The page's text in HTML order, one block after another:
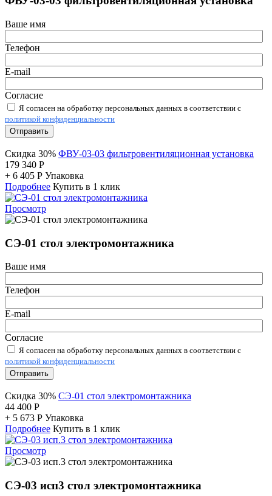
Ваше имя
Телефон
E-mail
Согласие
Я согласен на обработку персональных данных в соответствии с
политикой конфиденциальности
Отправить
Скидка 30% ФВУ-03-03 фильтровентиляционная установка
179 340 Р
+ 6 405 Р Упаковка
Подробнее Купить в 1 клик
Просмотр
СЭ-01 стол электромонтажника
Ваше имя
Телефон
E-mail
Согласие
Я согласен на обработку персональных данных в соответствии с
политикой конфиденциальности
Отправить
Скидка 30% СЭ-01 стол электромонтажника
44 400 Р
+ 5 673 Р Упаковка
Подробнее Купить в 1 клик
Просмотр
СЭ-03 исп3 стол электромонтажника